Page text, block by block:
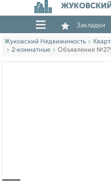
Закладки
Жуковский Недвижимость
2‑комнатные
Объявление